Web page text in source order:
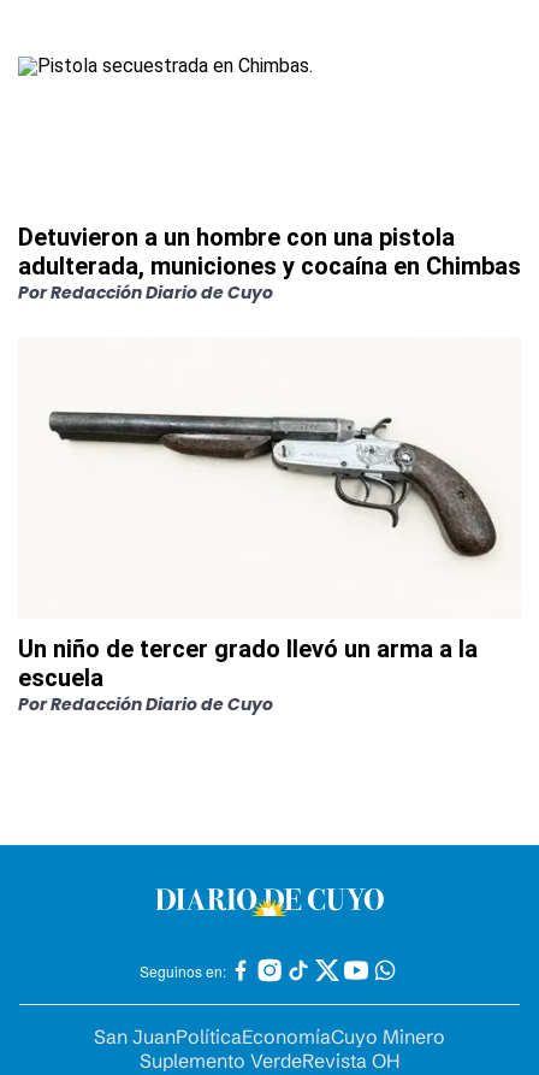
Detuvieron a un hombre con una pistola
adulterada, municiones y cocaína en Chimbas
PorRedacción Diario de Cuyo
Un niño de tercer grado llevó un arma a la
escuela
PorRedacción Diario de Cuyo
Seguinos en:
San JuanPolíticaEconomíaCuyo Minero
Suplemento VerdeRevista OH